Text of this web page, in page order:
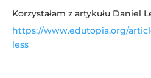
Korzystałam z artykułu Daniel
https://www.edutopia.org/
less